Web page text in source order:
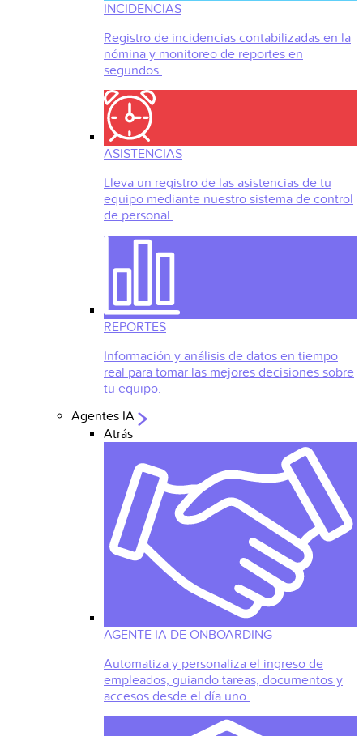
INCIDENCIAS
Registro de incidencias contabilizadas en la
nómina y monitoreo de reportes en
segundos.
ASISTENCIAS
Lleva un registro de las asistencias de tu
equipo mediante nuestro sistema de control
de personal.
REPORTES
Información y análisis de datos en tiempo
real para tomar las mejores decisiones sobre
tu equipo.
Agentes IA
Atrás
AGENTE IA DE ONBOARDING
Automatiza y personaliza el ingreso de
empleados, guiando tareas, documentos y
accesos desde el día uno.